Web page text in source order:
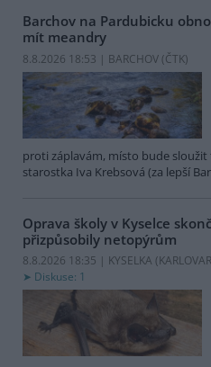
Barchov na Pardubicku
mít meandry
8.8.2026 18:53 | BARCHOV (ČTK)
proti záplavám, místo bude sloužit
starostka Iva Krebsová (za lepší
Oprava školy v Kyselce
přizpůsobily netopýrům
8.8.2026 18:35 | KYSELKA
Diskuse: 1